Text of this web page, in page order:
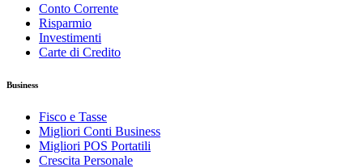
Conto Corrente
Risparmio
Investimenti
Carte di Credito
Business
Fisco e Tasse
Migliori Conti Business
Migliori POS Portatili
Crescita Personale